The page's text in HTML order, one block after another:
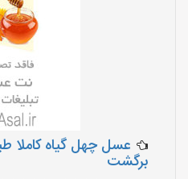
عسل چهل گیاه کاملا
برگشت